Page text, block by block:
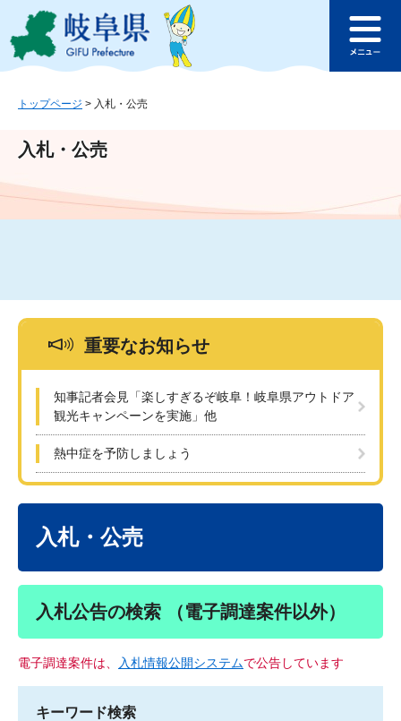
ジ
ュ
文
このページの本文へ
ュ
トップページ > 入札・公売
入札・公売
重要なお知らせ
知事記者会見「楽しすぎるぞ岐阜！岐阜県アウトドア
観光キャンペーンを実施」他
熱中症を予防しましょう
入札・公売
入札公告の検索 （電子調達案件以外）
電子調達案件は、 入札情報公開システムで公告しています
キーワード検索